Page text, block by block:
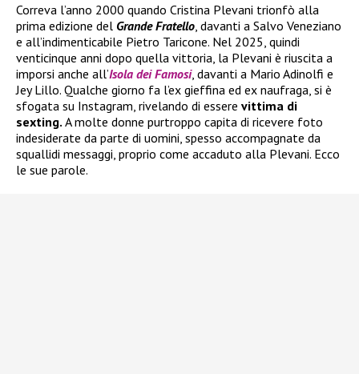
Correva l’anno 2000 quando Cristina Plevani trionfò alla
prima edizione del Grande Fratello , davanti a Salvo Veneziano
e all’indimenticabile Pietro Taricone. Nel 2025, quindi
venticinque anni dopo quella vittoria, la Plevani è riuscita a
imporsi anche all’Isola dei Famosi, davanti a Mario Adinolfi e
Jey Lillo. Qualche giorno fa l’ex gieffina ed ex naufraga, si è
sfogata su Instagram, rivelando di essere vittima di
sexting. A molte donne purtroppo capita di ricevere foto
indesiderate da parte di uomini, spesso accompagnate da
squallidi messaggi, proprio come accaduto alla Plevani. Ecco
le sue parole.